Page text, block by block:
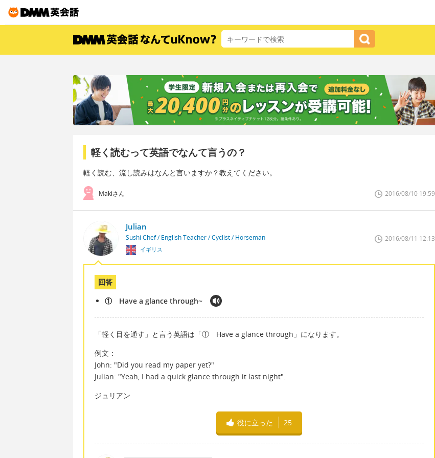
軽く読むって英語でなんて言うの？
軽く読む、流し読みはなんと言いますか？教えてください。
Makiさん 2016/08/10 19:59
Julian
Sushi Chef / English Teacher / Cyclist / Horseman
イギリス
2016/08/11 12:13
回答
① Have a glance through~
「軽く目を通す」と言う英語は「① Have a glance through」になります。
例文：
John: "Did you read my paper yet?"
Julian: "Yeah, I had a quick glance through it last night".
ジュリアン
役に立った 25